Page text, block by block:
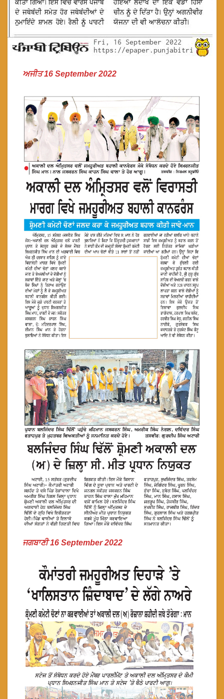
ਅਜੀਤ 16 September 2022
ਜਗਬਾਣੀ 16 September 2022